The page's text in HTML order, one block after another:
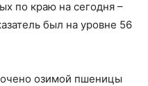
по краю на сегодня –
был на уровне 56
озимой пшеницы